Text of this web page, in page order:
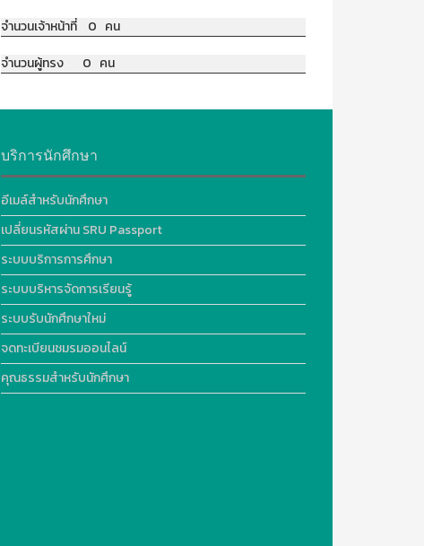
จำนวนเจ้าหน้าที่ 0 คน
จำนวนผู้ทรง 0 คน
บริการนักศึกษา
อีเมล์สำหรับนักศึกษา
เปลี่ยนรหัสผ่าน SRU Passport
ระบบบริการการศึกษา
ระบบบริหารจัดการเรียนรู้
ระบบรับนักศึกษาใหม่
จดทะเบียนชมรมออนไลน์
คุณธรรมสำหรับนักศึกษา